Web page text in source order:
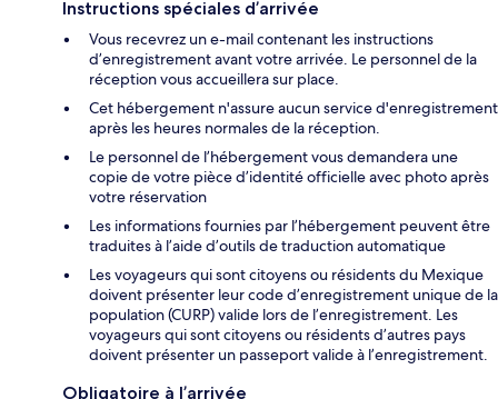
Instructions spéciales d’arrivée
Vous recevrez un e-mail contenant les instructions
d’enregistrement avant votre arrivée. Le personnel de la
réception vous accueillera sur place.
Cet hébergement n'assure aucun service d'enregistrement
après les heures normales de la réception.
Le personnel de l’hébergement vous demandera une
copie de votre pièce d’identité officielle avec photo après
votre réservation
Les informations fournies par l’hébergement peuvent être
traduites à l’aide d’outils de traduction automatique
Les voyageurs qui sont citoyens ou résidents du Mexique
doivent présenter leur code d’enregistrement unique de la
population (CURP) valide lors de l’enregistrement. Les
voyageurs qui sont citoyens ou résidents d’autres pays
doivent présenter un passeport valide à l’enregistrement.
Obligatoire à l’arrivée